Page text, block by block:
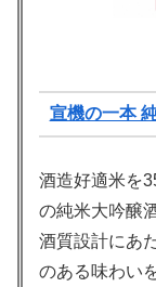
宣機の一本
酒造好適米を
の純米大吟醸
酒質設計にあ
のある味わい